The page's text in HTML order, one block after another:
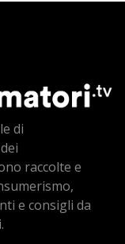
di
raccolte e
e consigli da